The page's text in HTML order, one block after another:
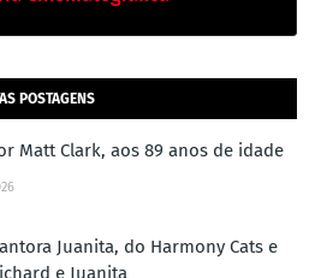
POSTAGENS
Matt Clark, aos 89 anos de idade
Juanita, do Harmony Cats e
e Juanita